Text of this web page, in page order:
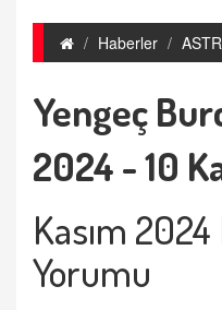
Haberler
Yengeç
2024 - 10
Kasım
Yorumu